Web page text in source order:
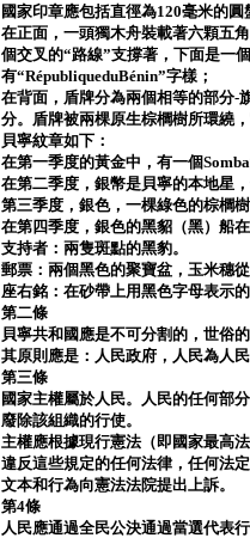
國家印章應包括直徑為120毫米的圓
在正面，一頭獨木舟裝載著六顆五
個交叉的“路線”支撐著，下面是一
有“RépubliqueduBénin”字樣；
在背面，盾牌分為兩個相等的部分-
分。盾牌被兩棵原生棕櫚樹所環繞
貝寧紋章如下：
在第一季度的黃金中，有一個Somba
在第二季度，銀幣是貝寧的本地星
第三季度，銀色，一棵綠色的棕櫚樹
在第四季度，銀色的黑貂（黑）船
支持者：兩隻斑點的黑豹。
郵票：兩個黑色的聚寶盆，玉米穗從
座右銘：在砂帶上用黑色字母表示
第二條
貝寧共和國應是不可分割的，世俗的
其原則應是：人民政府，人民為人民
第三條
國家主權屬於人民。人民的任何部
廢除該組織的行使。
主權應根據現行憲法（即國家最高法
違反這些規定的任何法律，任何法
文本和行為向憲法法院提出上訴。
第4條
人民應通過全民公決通過當選代表